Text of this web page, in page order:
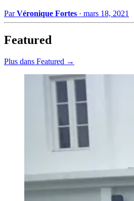
ParVéronique Fortes · mars 18, 2021
Featured
Plus dans Featured →